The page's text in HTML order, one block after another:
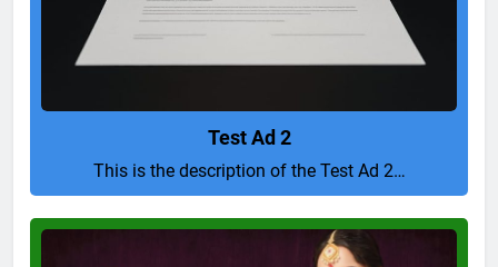
Test Ad 2
This is the description of the Test Ad 2…